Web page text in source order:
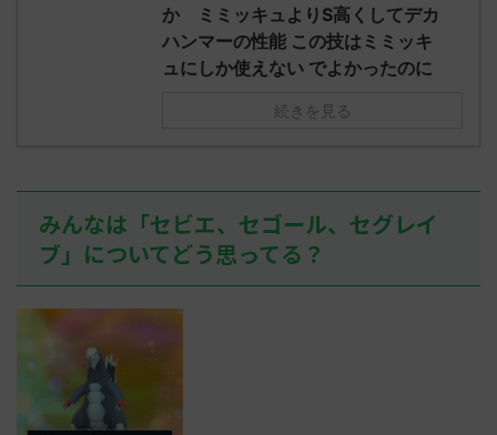
か ミミッキュよりS高くしてデカ
ハンマーの性能 この技はミミッキ
ュにしか使えない でよかったのに
続きを見る
みんなは「セビエ、セゴール、セグレイ
ブ」についてどう思ってる？